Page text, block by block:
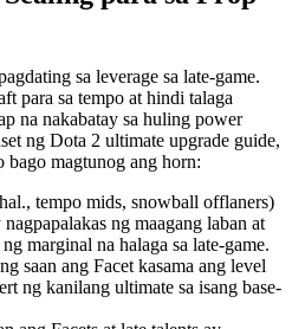
sa leverage sa late-game.
para sa tempo at hindi talaga
na nakabatay sa huling power
ng Dota 2 ultimate upgrade guide,
bago magtunog ang horn:
tempo mids, snowball offlaners)
ng maagang laban at
marginal na halaga sa late-game.
saan ang Facet kasama ang level
ng kanilang ultimate sa isang base-